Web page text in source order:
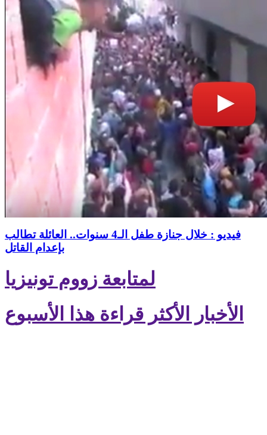
فيديو : خلال جنازة طفل الـ4 سنوات.. العائلة تطالب
بإعدام القاتل
لمتابعة زووم تونيزيا
الأخبار الأكثر قراءة هذا الأسبوع